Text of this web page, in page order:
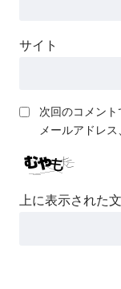
サイト
次回のコメント
メールアドレス
上に表示された